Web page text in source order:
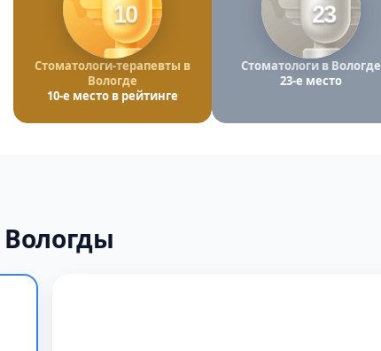
10
Стоматологи-терапевты в
Вологде
10-е место в рейтинге
23
Стоматологи в Вологде
23-е место